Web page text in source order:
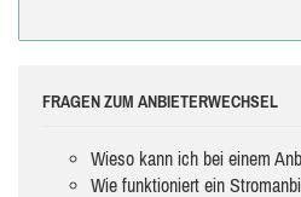
FRAGEN ZUM ANBIETERWECHSEL
Wieso kann ich bei einem
Wie funktioniert ein